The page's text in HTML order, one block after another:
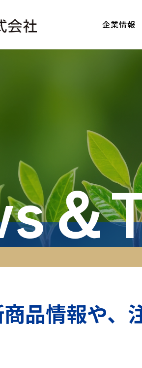
企業情報
＆
品情報や、